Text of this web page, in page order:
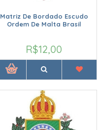
Matriz De Bordado Escudo
Ordem De Malta Brasil
R$12,00